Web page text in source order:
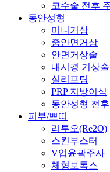
코수술 전후
동안성형
미니거상
중안면거상
안면거상술
내시경 거상술
실리프팅
PRP 지방이식
동안성형 전
피부/쁘띠
리투오(Re2O)
스킨부스터
V업윤곽주사
체형보톡스